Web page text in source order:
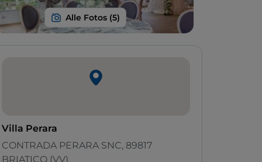
Villa Perara
CONTRADA PERARA SNC, 89817
BRIATICO (VV)